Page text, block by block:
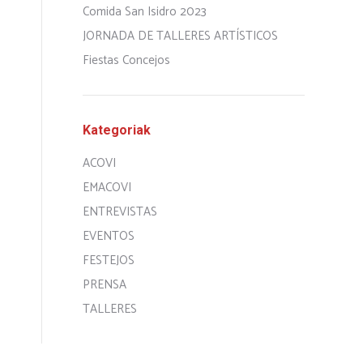
Comida San Isidro 2023
JORNADA DE TALLERES ARTÍSTICOS
Fiestas Concejos
Kategoriak
ACOVI
EMACOVI
ENTREVISTAS
EVENTOS
FESTEJOS
PRENSA
TALLERES